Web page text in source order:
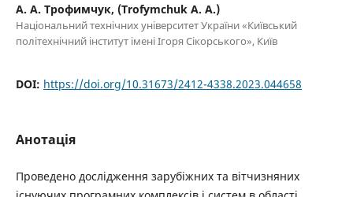
А. А. Трофимчук, (Trofymchuk A. A.)
Національний технічних університет України «Київський
політехнічний інститут імені Ігоря Сікорського», Київ
DOI: https://doi.org/10.31673/2412-4338.2023.044658
Анотація
Проведено дослідження зарубіжних та вітчизняних